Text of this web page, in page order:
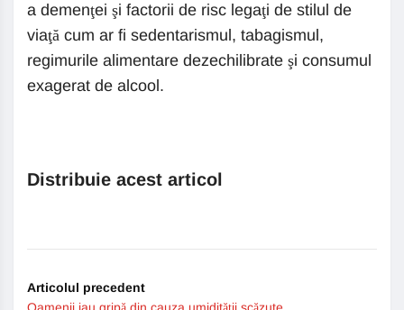
a demenţei şi factorii de risc legaţi de stilul de
viaţă cum ar fi sedentarismul, tabagismul,
regimurile alimentare dezechilibrate şi consumul
exagerat de alcool.
Distribuie acest articol
Articolul precedent